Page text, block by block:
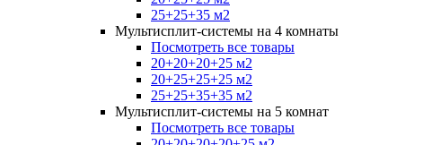
25+25+35 м2
Мультисплит-системы на 4 комнаты
Посмотреть все товары
20+20+20+25 м2
20+25+25+25 м2
25+25+35+35 м2
Мультисплит-системы на 5 комнат
Посмотреть все товары